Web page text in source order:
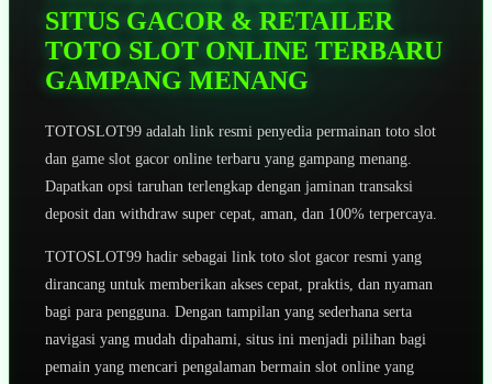
SITUS GACOR & RETAILER
TOTO SLOT ONLINE TERBARU
GAMPANG MENANG
TOTOSLOT99 adalah link resmi penyedia permainan toto slot
dan game slot gacor online terbaru yang gampang menang.
Dapatkan opsi taruhan terlengkap dengan jaminan transaksi
deposit dan withdraw super cepat, aman, dan 100% terpercaya.
TOTOSLOT99 hadir sebagai link toto slot gacor resmi yang
dirancang untuk memberikan akses cepat, praktis, dan nyaman
bagi para pengguna. Dengan tampilan yang sederhana serta
navigasi yang mudah dipahami, situs ini menjadi pilihan bagi
pemain yang mencari pengalaman bermain slot online yang